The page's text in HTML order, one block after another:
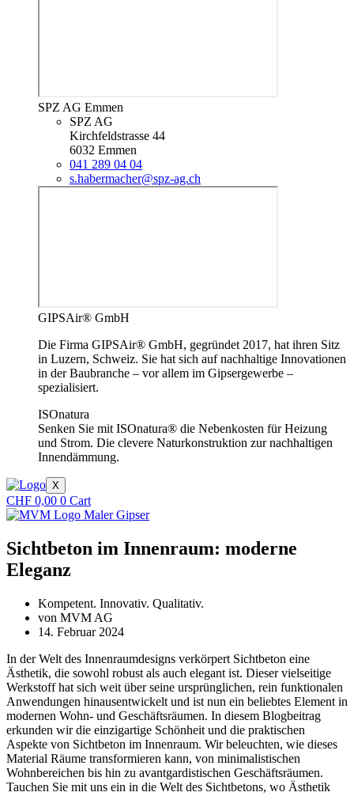
SPZ AG Emmen
SPZ AG
Kirchfeldstrasse 44
6032 Emmen
041 289 04 04
s.habermacher@spz-ag.ch
GIPSAir® GmbH
Die Firma GIPSAir® GmbH, gegründet 2017, hat ihren Sitz
in Luzern, Schweiz. Sie hat sich auf nachhaltige Innovationen
in der Baubranche – vor allem im Gipsergewerbe –
spezialisiert.
ISOnatura
Senken Sie mit ISOnatura® die Nebenkosten für Heizung
und Strom. Die clevere Naturkonstruktion zur nachhaltigen
Innendämmung.
X
CHF 0,00 0 Cart
Sichtbeton im Innenraum: moderne
Eleganz
Kompetent. Innovativ. Qualitativ.
von MVM AG
14. Februar 2024
In der Welt des Innenraumdesigns verkörpert Sichtbeton eine
Ästhetik, die sowohl robust als auch elegant ist. Dieser vielseitige
Werkstoff hat sich weit über seine ursprünglichen, rein funktionalen
Anwendungen hinausentwickelt und ist nun ein beliebtes Element in
modernen Wohn- und Geschäftsräumen. In diesem Blogbeitrag
erkunden wir die einzigartige Schönheit und die praktischen
Aspekte von Sichtbeton im Innenraum. Wir beleuchten, wie dieses
Material Räume transformieren kann, von minimalistischen
Wohnbereichen bis hin zu avantgardistischen Geschäftsräumen.
Tauchen Sie mit uns ein in die Welt des Sichtbetons, wo Ästhetik